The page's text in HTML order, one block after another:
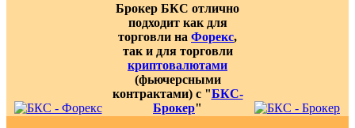
Брокер БКС отлично
подходит как для
торговли на Форекс,
так и для торговли
криптовалютами
(фьючерсными
контрактами) с "БКС-
Брокер"